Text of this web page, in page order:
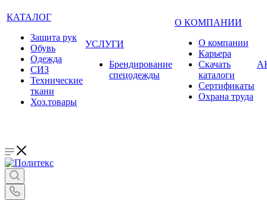
КАТАЛОГ
Защита рук
Обувь
Одежда
СИЗ
Технические
ткани
Хоз.товары
УСЛУГИ
Брендирование
спецодежды
О КОМПАНИИ
О компании
Карьера
Cкачать
каталоги
Сертификаты
Охрана труда